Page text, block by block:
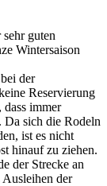
guten
Wintersaison
der
Reservierung
immer
Da sich die Rodeln
ist es nicht
hinauf zu ziehen.
der Strecke an
der